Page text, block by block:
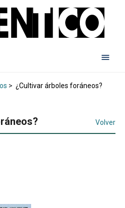
> ¿Cultivar árboles foráneos?
Volver